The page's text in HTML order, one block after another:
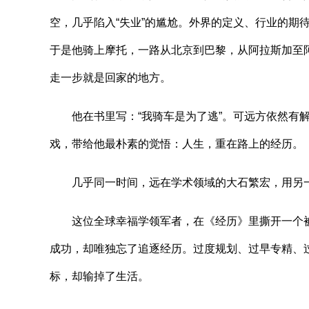
空，几乎陷入“失业”的尴尬。外界的定义、行业的
于是他骑上摩托，一路从北京到巴黎，从阿拉斯加
走一步就是回家的地方。
他在书里写：“我骑车是为了逃”。可远方依然有
戏，带给他最朴素的觉悟：人生，重在路上的经历。
几乎同一时间，远在学术领域的大石繁宏，用另
这位全球幸福学领军者，在《经历》里撕开一个
成功，却唯独忘了追逐经历。过度规划、过早专精
标，却输掉了生活。